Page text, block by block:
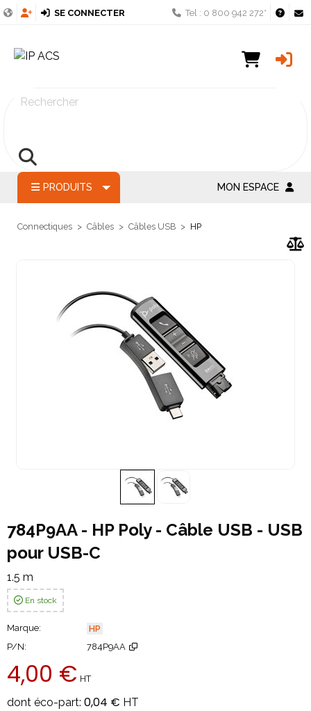
Tel : 0 800 942 272*
SE CONNECTER
Rechercher
PRODUITS MON ESPACE
Connectiques Câbles Câbles USB HP
784P9AA - HP Poly - Câble USB - USB
pour USB-C
1.5 m
En stock
Marque
HP
P/N
784P9AA
4,00 € HT
dont éco-part: 0,04 € HT